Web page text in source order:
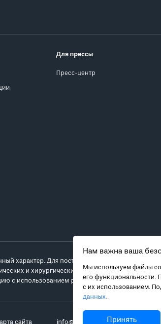
Нам важна ваша
Мы используем файлы
его функциональности.
с их использованием.
данных.
Принять
Для прессы
Пресс-центр
Для постановки диагноза и выбора
и хирургических вариантах лечения и
с использованием робота da Vinci.
сайта info@robot-davinci.ru